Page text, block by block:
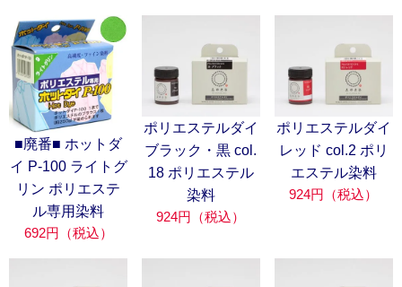
■廃番■ ホットダ
イ P-100 ライトグ
リン ポリエステ
ル専用染料
692円（税込）
ポリエステルダイ
ブラック・黒 col.
18 ポリエステル
染料
924円（税込）
ポリエステルダイ
レッド col.2 ポリ
エステル染料
924円（税込）